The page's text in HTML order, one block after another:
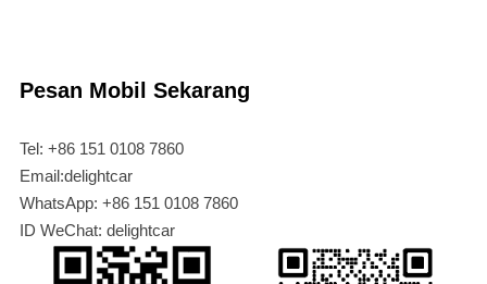
Pesan Mobil Sekarang
Tel: +86 151 0108 7860
Email:delightcar
WhatsApp: +86 151 0108 7860
ID WeChat: delightcar